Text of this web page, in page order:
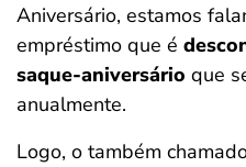
Aniversário, estamos
empréstimo que é
saque-aniversário que
anualmente.
Logo, o também